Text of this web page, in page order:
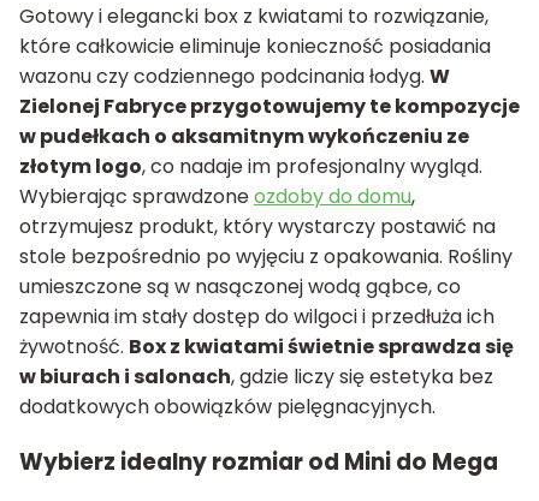
Gotowy i elegancki box z kwiatami to rozwiązanie,
które całkowicie eliminuje konieczność posiadania
wazonu czy codziennego podcinania łodyg. W
Zielonej Fabryce przygotowujemy te kompozycje
w pudełkach o aksamitnym wykończeniu ze
złotym logo, co nadaje im profesjonalny wygląd.
Wybierając sprawdzoneozdoby do domu,
otrzymujesz produkt, który wystarczy postawić na
stole bezpośrednio po wyjęciu z opakowania. Rośliny
umieszczone są w nasączonej wodą gąbce, co
zapewnia im stały dostęp do wilgoci i przedłuża ich
żywotność. Box z kwiatami świetnie sprawdza się
w biurach i salonach, gdzie liczy się estetyka bez
dodatkowych obowiązków pielęgnacyjnych.
Wybierz idealny rozmiar od Mini do Mega